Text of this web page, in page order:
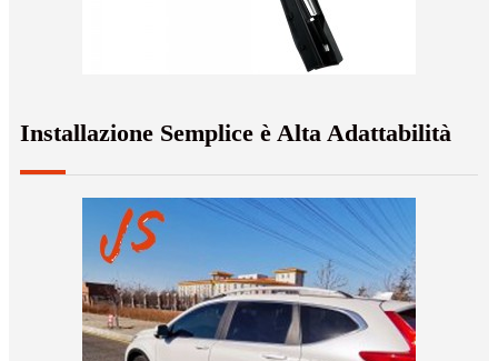
Installazione Semplice è Alta Adattabilità